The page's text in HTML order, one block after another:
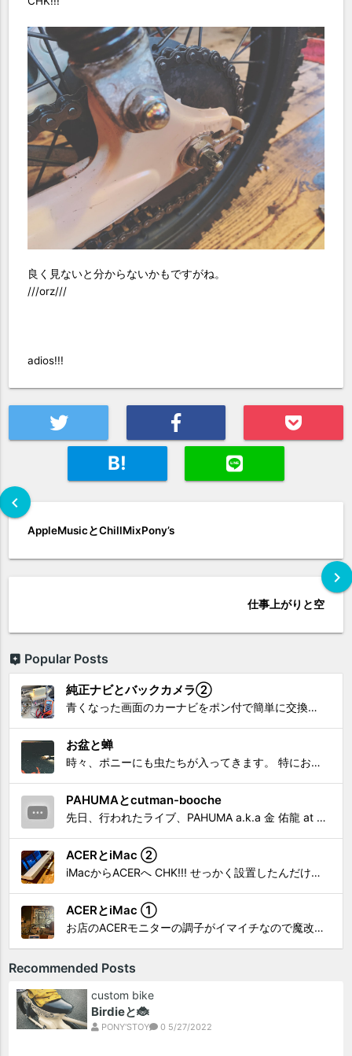
良く見ないと分からないかもですがね。
///orz///
adios!!!
B!
chevron_left
AppleMusicとChillMixPony’s
chevron_right
仕事上がりと空
Popular Posts
純正ナビとバックカメラ②
青くなった画面のカーナビをポン付で簡単に交換、出来ると思っていたら意外と闇多め!!!なDAY①から続く今回は、DAY②。 テスターで調べてみたのだが、結果的にバックカメラからナビ裏まで来てる、配線を見つけることが出来なかった前回。気付けば闇w。 さてさて、この頃のDVDナビ的なT...
お盆と蝉
時々、ポニーにも虫たちが入ってきます。 特にお盆の頃はどの虫かと気になり探してしまう。 今まではキリギリスやすいっちょん、今思えば今年は蝉だったのかな。
PAHUMAとcutman-booche
先日、行われたライブ、PAHUMA a.k.a 金 佑龍 at PONY'STOYから〜 cutman-booche時代の楽曲「立ち上がれ」を映像化させてもらいました。 茅ヶ崎の名店 FROGGIES〜さんで ウリョンはマンススリー・ライブを行っています！ そのライブでウ...
ACERとiMac ②
iMacからACERへ CHK!!! せっかく設置したんだけど〜 画面が真っ暗じゃしょうがないわな。 元のACERモニターを再度、設置🔥 画面のチラツキ、乱れなど不具合、多めですが 見れないより良い。 iMacへ繋いだ時、疑問があった。 せっかくの解像度を生かしてないこと。 2...
ACERとiMac ①
お店のACERモニターの調子がイマイチなので魔改造したiMacと入れ替え 外は豪雨、何処へも行かない火曜。 コツコツ作業スタートです!!! CHK!!! 何年かぶりにモニターを降ろした。 配線がぐちゃぐちゃ😂 要らないケーブルなど、使っていない部材などなど片付けて、拭き掃除w。...
Recommended Posts
custom bike
Birdieと🐞
PONY'STOY 0 5/27/2022